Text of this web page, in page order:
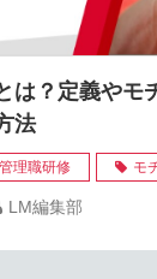
は？定義やモ
法
管理職研修 モ
LM編集部